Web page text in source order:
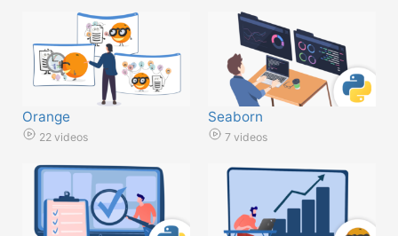
Orange
22 videos
Seaborn
7 videos